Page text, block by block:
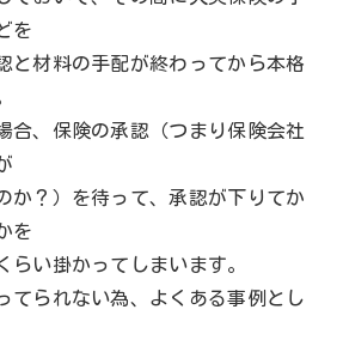
を
と材料の手配が終わってから本格
合、保険の承認（つまり保険会社
か？）を待って、承認が下りてか
を
らい掛かってしまいます。
てられない為、よくある事例とし